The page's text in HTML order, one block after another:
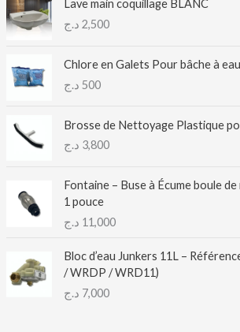
Lave main coquillage BLANC
2,500 د.ج
Chlore en Galets Pour bâche à
500 د.ج
Brosse de Nettoyage Plastique
3,800 د.ج
Fontaine – Buse à Écume boule
1 pouce
11,000 د.ج
Bloc d’eau Junkers 11L –
/ WRDP / WRD11)
7,000 د.ج